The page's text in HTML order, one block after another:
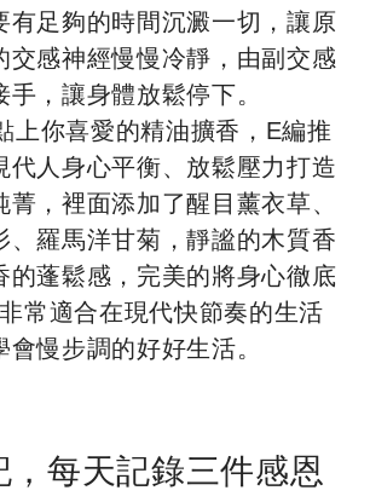
有足夠的時間沉澱一切，讓原
交感神經慢慢冷靜，由副交感
手，讓身體放鬆停下。
上你喜愛的精油擴香，E編推
代人身心平衡、放鬆壓力打造
菁，裡面添加了醒目薰衣草、
、羅馬洋甘菊，靜謐的木質香
的蓬鬆感，完美的將身心徹底
常適合在現代快節奏的生活
會慢步調的好好生活。
，每天記錄三件感恩